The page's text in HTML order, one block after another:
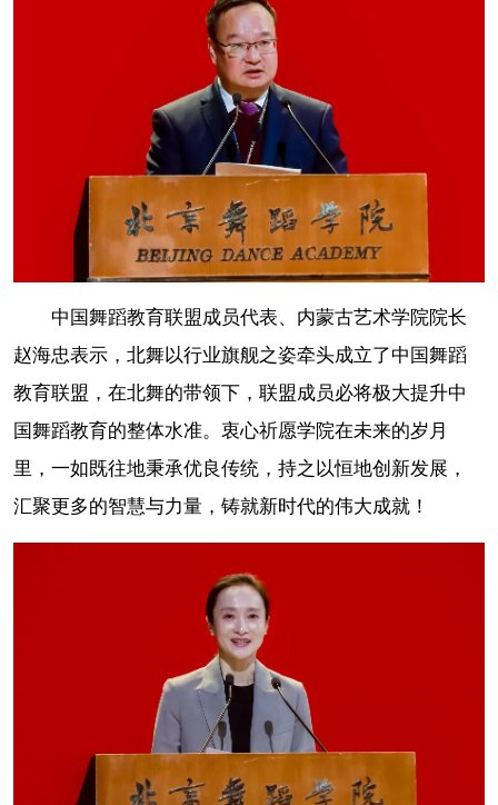
中国舞蹈教育联盟成员代表、内蒙古艺术学院院长
赵海忠表示，北舞以行业旗舰之姿牵头成立了中国舞蹈
教育联盟，在北舞的带领下，联盟成员必将极大提升中
国舞蹈教育的整体水准。衷心祈愿学院在未来的岁月
里，一如既往地秉承优良传统，持之以恒地创新发展，
汇聚更多的智慧与力量，铸就新时代的伟大成就！